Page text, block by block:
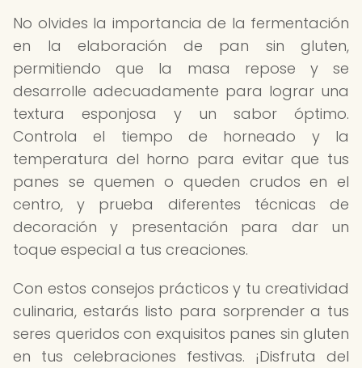
No olvides la importancia de la fermentación
en la elaboración de pan sin gluten,
permitiendo que la masa repose y se
desarrolle adecuadamente para lograr una
textura esponjosa y un sabor óptimo.
Controla el tiempo de horneado y la
temperatura del horno para evitar que tus
panes se quemen o queden crudos en el
centro, y prueba diferentes técnicas de
decoración y presentación para dar un
toque especial a tus creaciones.
Con estos consejos prácticos y tu creatividad
culinaria, estarás listo para sorprender a tus
seres queridos con exquisitos panes sin gluten
en tus celebraciones festivas. ¡Disfruta del